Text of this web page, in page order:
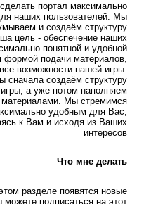
портал максимально
наших пользователей. Мы
и создаём структуру
цель - обеспечение наших
понятной и удобной
формой подачи материалов,
возможности нашей игры.
сначала создаём структуру
а уже потом наполняем
Мы стремимся
удобным для Вас,
к Вам и исходя из Ваших
интересов
Что мне делать
разделе появятся новые
подписаться на этот